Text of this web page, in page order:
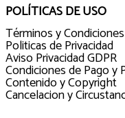
POLÍTICAS DE USO
Términos y
Politicas de Privacidad
Aviso Privacidad GDPR
Condiciones de Pago y
Contenido y Copyright
Cancelacion y